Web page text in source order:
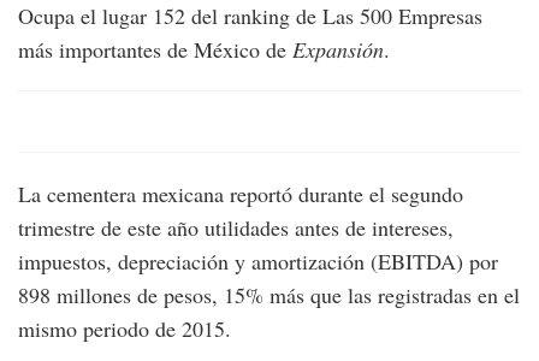
Ocupa el lugar 152 del ranking de Las 500 Empresas
más importantes de México de Expansión.
La cementera mexicana reportó durante el segundo
trimestre de este año utilidades antes de intereses,
impuestos, depreciación y amortización (EBITDA) por
898 millones de pesos, 15% más que las registradas en el
mismo periodo de 2015.